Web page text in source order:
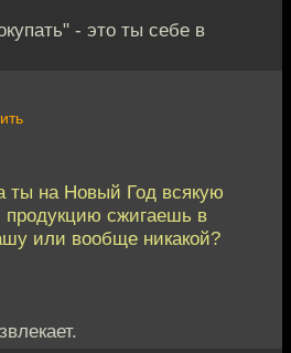
- это ты себе в
ты на Новый Год всякую
сжигаешь в
или вообще никакой?